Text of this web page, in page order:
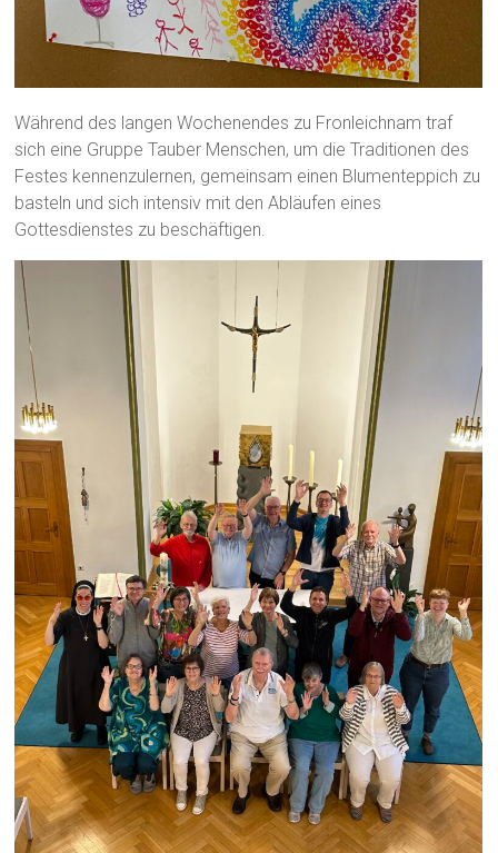
Während des langen Wochenendes zu Fronleichnam traf
sich eine Gruppe Tauber Menschen, um die Traditionen des
Festes kennenzulernen, gemeinsam einen Blumenteppich zu
basteln und sich intensiv mit den Abläufen eines
Gottesdienstes zu beschäftigen.